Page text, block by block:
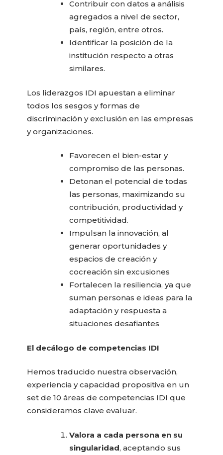
Contribuir con datos a análisis
agregados a nivel de sector,
país, región, entre otros.
Identificar la posición de la
institución respecto a otras
similares.
Los liderazgos IDI apuestan a eliminar
todos los sesgos y formas de
discriminación y exclusión en las empresas
y organizaciones.
Favorecen el bien-estar y
compromiso de las personas.
Detonan el potencial de todas
las personas, maximizando su
contribución, productividad y
competitividad.
Impulsan la innovación, al
generar oportunidades y
espacios de creación y
cocreación sin excusiones
Fortalecen la resiliencia, ya que
suman personas e ideas para la
adaptación y respuesta a
situaciones desafiantes
El decálogo de competencias IDI
Hemos traducido nuestra observación,
experiencia y capacidad propositiva en un
set de 10 áreas de competencias IDI que
consideramos clave evaluar.
Valora a cada persona en su
singularidad, aceptando sus